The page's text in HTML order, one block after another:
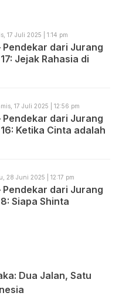
17 Juli 2025 | 1:14 pm
Pendekar dari Jurang
Jejak Rahasia di
17 Juli 2025 | 12:56 pm
Pendekar dari Jurang
Ketika Cinta adalah
28 Juni 2025 | 12:17 pm
Pendekar dari Jurang
Siapa Shinta
Dua Jalan, Satu